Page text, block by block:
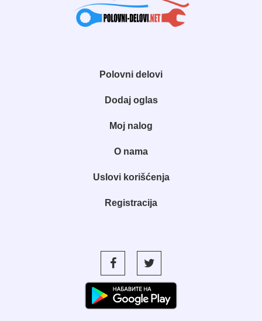
Polovni delovi
Dodaj oglas
Moj nalog
O nama
Uslovi korišćenja
Registracija